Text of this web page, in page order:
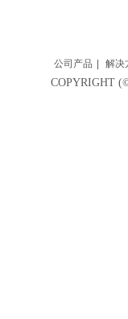
公司产品 解决
COPYRIGHT